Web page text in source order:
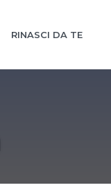
RINASCI DA TE